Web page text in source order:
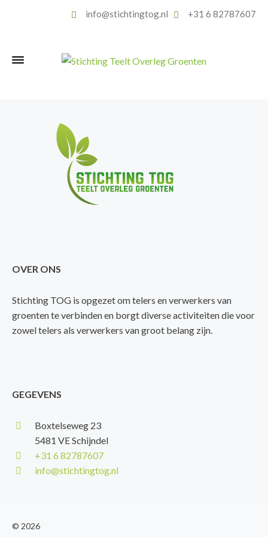
info@stichtingtog.nl +31 6 82787607
OVER ONS
Stichting TOG is opgezet om telers en verwerkers van
groenten te verbinden en borgt diverse activiteiten die voor
zowel telers als verwerkers van groot belang zijn.
GEGEVENS
Boxtelseweg 23
5481 VE Schijndel
+31 6 82787607
info@stichtingtog.nl
© 2026